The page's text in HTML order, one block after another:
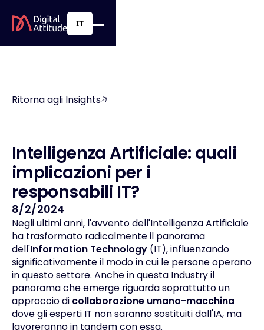
IT
Ritorna agli Insights
Intelligenza Artificiale: quali
implicazioni per i
responsabili IT?
8/2/2024
Negli ultimi anni, l'avvento dell'Intelligenza Artificiale
ha trasformato radicalmente il panorama
dell'Information Technology (IT), influenzando
significativamente il modo in cui le persone operano
in questo settore. Anche in questa Industry il
panorama che emerge riguarda soprattutto un
approccio di collaborazione umano-macchina
dove gli esperti IT non saranno sostituiti dall'IA, ma
lavoreranno in tandem con essa.